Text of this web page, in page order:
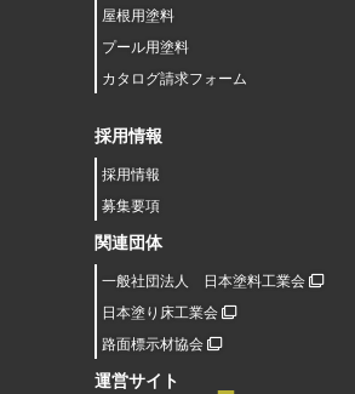
屋根用塗料
プール用塗料
カタログ請求フォーム
採用情報
採用情報
募集要項
関連団体
一般社団法人 日本塗料工業会
日本塗り床工業会
路面標示材協会
運営サイト